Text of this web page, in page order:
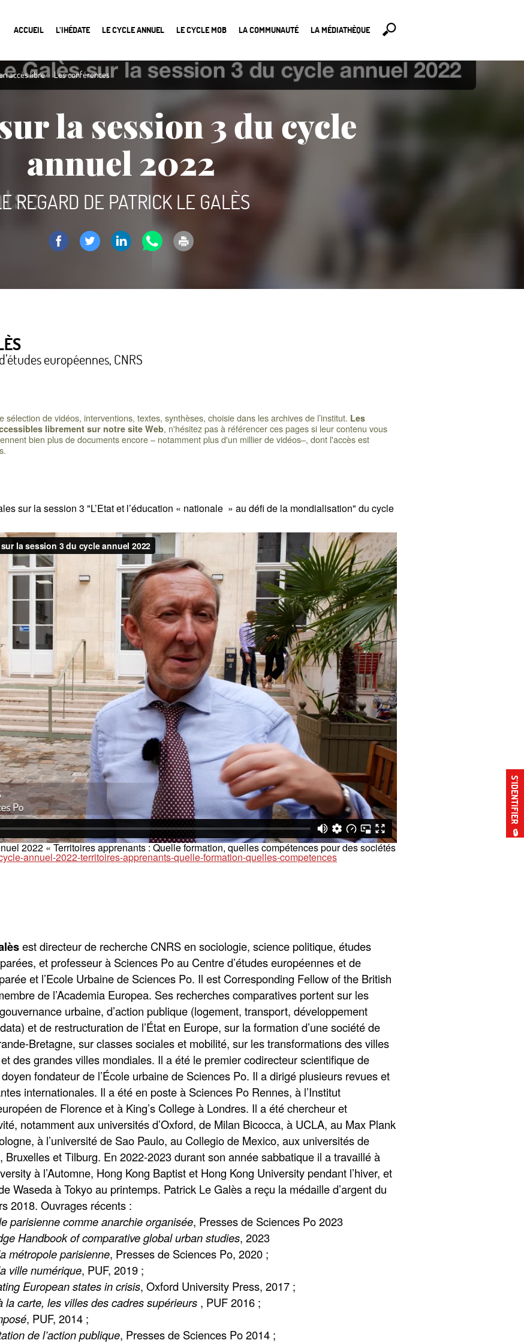
ACCUEIL L’IHÉDATE LE CYCLE ANNUEL LE CYCLE MOB LA COMMUNAUTÉ LA MÉDIATHÈQUE
S’IDENTIFIER
🔒
accès libre Les conférences
la session 3 du cycle
annuel 2022
REGARD DE PATRICK LE GALÈS
européennes, CNRS
de vidéos, interventions, textes, synthèses, choisie dans les archives de l’institut. Les
librement sur notre site Web, n'hésitez pas à référencer ces pages si leur contenu vous
bien plus de documents encore – notamment plus d'un millier de vidéos–, dont l'accès est
sur la session 3 "L’Etat et l’éducation « nationale » au défi de la mondialisation" du cycle
2022 «Territoires apprenants : Quelle formation, quelles compétences pour des sociétés
annuel-2022-territoires-apprenants-quelle-formation-quelles-competences
est directeur de recherche CNRS en sociologie, science politique, études
et professeur à Sciences Po au Centre d’études européennes et de
et l’Ecole Urbaine de Sciences Po. Il est Corresponding Fellow of the British
de l’Academia Europea. Ses recherches comparatives portent sur les
urbaine, d’action publique (logement, transport, développement
et de restructuration de l’État en Europe, sur la formation d’une société de
Bretagne, sur classes sociales et mobilité, sur les transformations des villes
des grandes villes mondiales. Il a été le premier codirecteur scientifique de
doyen fondateur de l’École urbaine de Sciences Po. Il a dirigé plusieurs revues et
internationales. Il a été en poste à Sciences Po Rennes, à l’Institut
de Florence et à King’s College à Londres. Il a été chercheur et
notamment aux universités d’Oxford, de Milan Bicocca, à UCLA, au Max Plank
à l’université de Sao Paulo, au Collegio de Mexico, aux universités de
Bruxelles et Tilburg. En 2022-2023 durant son année sabbatique il a travaillé à
à l’Automne, Hong Kong Baptist et Hong Kong University pendant l’hiver, et
Waseda à Tokyo au printemps. Patrick Le Galès a reçu la médaille d’argent du
2018. Ouvrages récents :
parisienne comme anarchie organisée, Presses de Sciences Po 2023
Handbook of comparative global urban studies, 2023
métropole parisienne, Presses de Sciences Po, 2020 ;
ville numérique, PUF, 2019 ;
European states in crisis, Oxford University Press, 2017 ;
la carte, les villes des cadres supérieurs , PUF 2016 ;
, PUF, 2014 ;
de l’action publique, Presses de Sciences Po 2014 ;